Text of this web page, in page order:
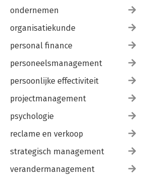
ondernemen
organisatiekunde
personal finance
personeelsmanagement
persoonlijke effectiviteit
projectmanagement
psychologie
reclame en verkoop
strategisch management
verandermanagement